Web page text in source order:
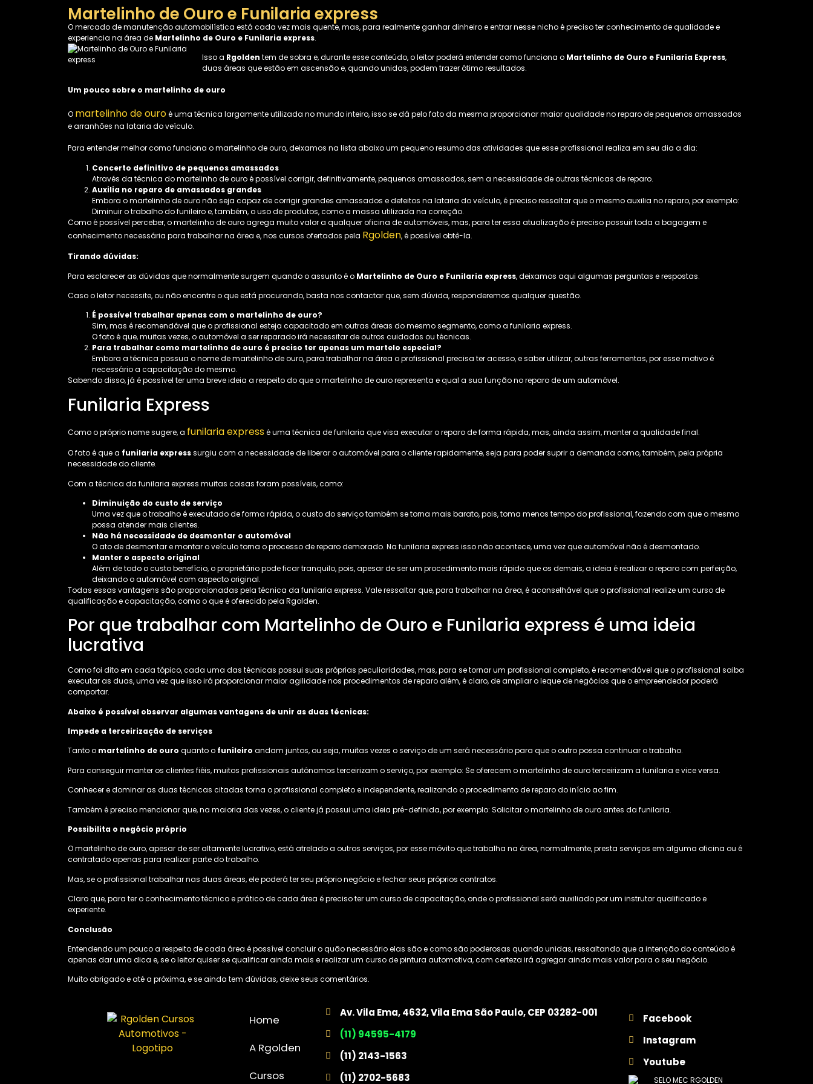
Martelinho de Ouro e Funilaria express
O mercado de manutenção automobilística está cada vez mais quente, mas, para realmente ganhar dinheiro e entrar nesse nicho é preciso ter conhecimento de qualidade e
experiencia na área de Martelinho de Ouro e Funilaria express.
Isso a Rgolden tem de sobra e, durante esse conteúdo, o leitor poderá entender como funciona o Martelinho de Ouro e Funilaria Express,
duas áreas que estão em ascensão e, quando unidas, podem trazer ótimo resultados.
Um pouco sobre o martelinho de ouro
O martelinho de ouroé uma técnica largamente utilizada no mundo inteiro, isso se dá pelo fato da mesma proporcionar maior qualidade no reparo de pequenos amassados
e arranhões na lataria do veículo.
Para entender melhor como funciona o martelinho de ouro, deixamos na lista abaixo um pequeno resumo das atividades que esse profissional realiza em seu dia a dia:
Concerto definitivo de pequenos amassados
Através da técnica do martelinho de ouro é possível corrigir, definitivamente, pequenos amassados, sem a necessidade de outras técnicas de reparo.
Auxilia no reparo de amassados grandes
Embora o martelinho de ouro não seja capaz de corrigir grandes amassados e defeitos na lataria do veículo, é preciso ressaltar que o mesmo auxilia no reparo, por exemplo:
Diminuir o trabalho do funileiro e, também, o uso de produtos, como a massa utilizada na correção.
Como é possível perceber, o martelinho de ouro agrega muito valor a qualquer oficina de automóveis, mas, para ter essa atualização é preciso possuir toda a bagagem e
conhecimento necessária para trabalhar na área e, nos cursos ofertados pela Rgolden, é possível obtê-la.
Tirando dúvidas:
Para esclarecer as dúvidas que normalmente surgem quando o assunto é o Martelinho de Ouro e Funilaria express, deixamos aqui algumas perguntas e respostas.
Caso o leitor necessite, ou não encontre o que está procurando, basta nos contactar que, sem dúvida, responderemos qualquer questão.
É possível trabalhar apenas com o martelinho de ouro?
Sim, mas é recomendável que o profissional esteja capacitado em outras áreas do mesmo segmento, como a funilaria express.
O fato é que, muitas vezes, o automóvel a ser reparado irá necessitar de outros cuidados ou técnicas.
Para trabalhar como martelinho de ouro é preciso ter apenas um martelo especial?
Embora a técnica possua o nome de martelinho de ouro, para trabalhar na área o profissional precisa ter acesso, e saber utilizar, outras ferramentas, por esse motivo é
necessário a capacitação do mesmo.
Sabendo disso, já é possível ter uma breve ideia a respeito do que o martelinho de ouro representa e qual a sua função no reparo de um automóvel.
Funilaria Express
Como o próprio nome sugere, a funilaria expressé uma técnica de funilaria que visa executar o reparo de forma rápida, mas, ainda assim, manter a qualidade final.
O fato é que a funilaria expresssurgiu com a necessidade de liberar o automóvel para o cliente rapidamente, seja para poder suprir a demanda como, também, pela própria
necessidade do cliente.
Com a técnica da funilaria express muitas coisas foram possíveis, como:
Diminuição do custo de serviço
Uma vez que o trabalho é executado de forma rápida, o custo do serviço também se torna mais barato, pois, toma menos tempo do profissional, fazendo com que o mesmo
possa atender mais clientes.
Não há necessidade de desmontar o automóvel
O ato de desmontar e montar o veículo torna o processo de reparo demorado. Na funilaria express isso não acontece, uma vez que automóvel não é desmontado.
Manter o aspecto original
Além de todo o custo benefício, o proprietário pode ficar tranquilo, pois, apesar de ser um procedimento mais rápido que os demais, a ideia é realizar o reparo com perfeição,
deixando o automóvel com aspecto original.
Todas essas vantagens são proporcionadas pela técnica da funilaria express. Vale ressaltar que, para trabalhar na área, é aconselhável que o profissional realize um curso de
qualificação e capacitação, como o que é oferecido pela Rgolden.
Por que trabalhar com Martelinho de Ouro e Funilaria express é uma ideia
lucrativa
Como foi dito em cada tópico, cada uma das técnicas possui suas próprias peculiaridades, mas, para se tornar um profissional completo, é recomendável que o profissional saiba
executar as duas, uma vez que isso irá proporcionar maior agilidade nos procedimentos de reparo além, é claro, de ampliar o leque de negócios que o empreendedor poderá
comportar.
Abaixo é possível observar algumas vantagens de unir as duas técnicas:
Impede a terceirização de serviços
Tanto o martelinho de ouro quanto o funileiro andam juntos, ou seja, muitas vezes o serviço de um será necessário para que o outro possa continuar o trabalho.
Para conseguir manter os clientes fiéis, muitos profissionais autônomos terceirizam o serviço, por exemplo: Se oferecem o martelinho de ouro terceirizam a funilaria e vice versa.
Conhecer e dominar as duas técnicas citadas torna o profissional completo e independente, realizando o procedimento de reparo do início ao fim.
Também é preciso mencionar que, na maioria das vezes, o cliente já possui uma ideia pré-definida, por exemplo: Solicitar o martelinho de ouro antes da funilaria.
Possibilita o negócio próprio
O martelinho de ouro, apesar de ser altamente lucrativo, está atrelado a outros serviços, por esse móvito que trabalha na área, normalmente, presta serviços em alguma oficina ou é
contratado apenas para realizar parte do trabalho.
Mas, se o profissional trabalhar nas duas áreas, ele poderá ter seu próprio negócio e fechar seus próprios contratos.
Claro que, para ter o conhecimento técnico e prático de cada área é preciso ter um curso de capacitação, onde o profissional será auxiliado por um instrutor qualificado e
experiente.
Conclusão
Entendendo um pouco a respeito de cada área é possível concluir o quão necessário elas são e como são poderosas quando unidas, ressaltando que a intenção do conteúdo é
apenas dar uma dica e, se o leitor quiser se qualificar ainda mais e realizar um curso de pintura automotiva, com certeza irá agregar ainda mais valor para o seu negócio.
Muito obrigado e até a próxima, e se ainda tem dúvidas, deixe seus comentários.
Home
A Rgolden
Cursos
Av. Vila Ema, 4632, Vila Ema São Paulo, CEP 03282-001
(11) 94595-4179
(11) 2143-1563
(11) 2702-5683
Facebook
Instagram
Youtube